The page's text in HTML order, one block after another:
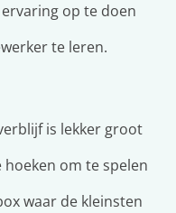
op te doen
te leren.
is lekker groot
om te spelen
waar de kleinsten